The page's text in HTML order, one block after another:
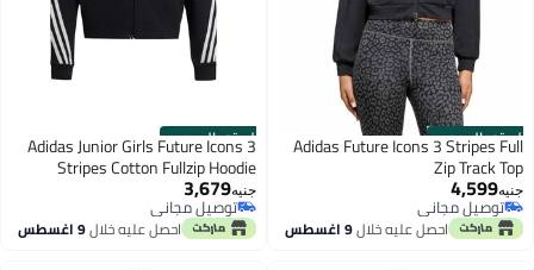
الستور الرسمي
Adidas Future Icons 3 Stripes Full
Zip Track Top
جنيه4,599
توصيل مجاني
توصيل مجانياحصل عليه خلال9 اغسطس
الستور الرسمي
Adidas Junior Girls Future Icons 3
Stripes Cotton Fullzip Hoodie
جنيه3,679
توصيل مجاني
توصيل مجانياحصل عليه خلال9 اغسطس